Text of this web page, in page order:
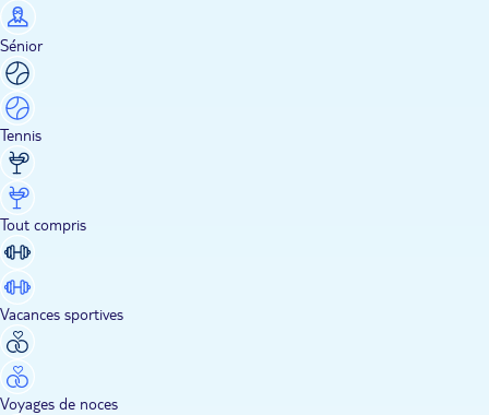
Sénior
Tennis
Tout compris
Vacances sportives
Voyages de noces